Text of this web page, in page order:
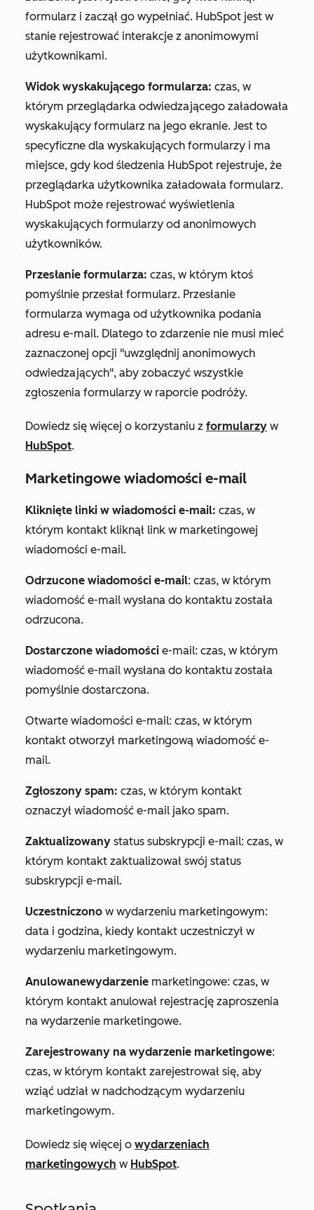
formularz i zaczął go wypełniać. HubSpot jest w
stanie rejestrować interakcje z anonimowymi
użytkownikami.
Widok wyskakującego formularza: czas, w
którym przeglądarka odwiedzającego załadowała
wyskakujący formularz na jego ekranie. Jest to
specyficzne dla wyskakujących formularzy i ma
miejsce, gdy kod śledzenia HubSpot rejestruje, że
przeglądarka użytkownika załadowała formularz.
HubSpot może rejestrować wyświetlenia
wyskakujących formularzy od anonimowych
użytkowników.
Przesłanie formularza: czas, w którym ktoś
pomyślnie przesłał formularz. Przesłanie
formularza wymaga od użytkownika podania
adresu e-mail. Dlatego to zdarzenie nie musi mieć
zaznaczonej opcji "uwzględnij anonimowych
odwiedzających", aby zobaczyć wszystkie
zgłoszenia formularzy w raporcie podróży.
Dowiedz się więcej o korzystaniu z formularzy w
HubSpot.
Marketingowe wiadomości e-mail
Kliknięte linki w wiadomości e-mail: czas, w
którym kontakt kliknął link w marketingowej
wiadomości e-mail.
Odrzucone wiadomości e-mail: czas, w którym
wiadomość e-mail wysłana do kontaktu została
odrzucona.
Dostarczone wiadomości e-mail: czas, w którym
wiadomość e-mail wysłana do kontaktu została
pomyślnie dostarczona.
Otwarte wiadomości e-mail: czas, w którym
kontakt otworzył marketingową wiadomość e-
mail.
Zgłoszony spam: czas, w którym kontakt
oznaczył wiadomość e-mail jako spam.
Zaktualizowany status subskrypcji e-mail: czas, w
którym kontakt zaktualizował swój status
subskrypcji e-mail.
Uczestniczono w wydarzeniu marketingowym:
data i godzina, kiedy kontakt uczestniczył w
wydarzeniu marketingowym.
Anulowanewydarzenie marketingowe: czas, w
którym kontakt anulował rejestrację zaproszenia
na wydarzenie marketingowe.
Zarejestrowany na wydarzenie marketingowe:
czas, w którym kontakt zarejestrował się, aby
wziąć udział w nadchodzącym wydarzeniu
marketingowym.
Dowiedz się więcej o wydarzeniach
marketingowych w HubSpot.